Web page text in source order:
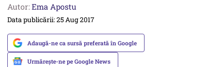
Autor:Ema Apostu
Data publicării: 25 Aug 2017
Adaugă-ne ca sursă preferată în Google
Urmărește-ne pe Google News